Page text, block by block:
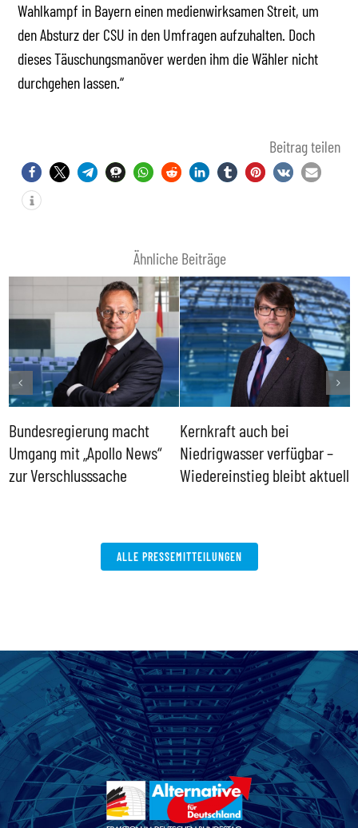
Wahlkampf in Bayern einen medienwirksamen Streit, um
den Absturz der CSU in den Umfragen aufzuhalten. Doch
dieses Täuschungsmanöver werden ihm die Wähler nicht
durchgehen lassen.“
Beitrag teilen
Ähnliche Beiträge
Bundesregierung macht
Umgang mit „Apollo News“
zur Verschlusssache
Kernkraft auch bei
Niedrigwasser verfügbar –
Wiedereinstieg bleibt aktuell
ALLE PRESSEMITTEILUNGEN